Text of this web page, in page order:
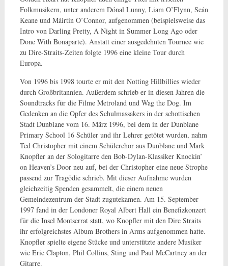
Folkmusikern, unter anderem Dónal Lunny, Liam O’Flynn, Seán
Keane und Máirtin O’Connor, aufgenommen (beispielsweise das
Intro von Darling Pretty, A Night in Summer Long Ago oder
Done With Bonaparte). Anstatt einer ausgedehnten Tournee wie
zu Dire-Straits-Zeiten folgte 1996 eine kleine Tour durch
Europa.
Von 1996 bis 1998 tourte er mit den Notting Hillbillies wieder
durch Großbritannien. Außerdem schrieb er in diesen Jahren die
Soundtracks für die Filme Metroland und Wag the Dog. Im
Gedenken an die Opfer des Schulmassakers in der schottischen
Stadt Dunblane vom 16. März 1996, bei dem in der Dunblane
Primary School 16 Schüler und ihr Lehrer getötet wurden, nahm
Ted Christopher mit einem Schülerchor aus Dunblane und Mark
Knopfler an der Sologitarre den Bob-Dylan-Klassiker Knockin’
on Heaven’s Door neu auf, bei der Christopher eine neue Strophe
passend zur Tragödie schrieb. Mit dieser Aufnahme wurden
gleichzeitig Spenden gesammelt, die einem neuen
Gemeindezentrum der Stadt zugutekamen. Am 15. September
1997 fand in der Londoner Royal Albert Hall ein Benefizkonzert
für die Insel Montserrat statt, wo Knopfler mit den Dire Straits
ihr erfolgreichstes Album Brothers in Arms aufgenommen hatte.
Knopfler spielte eigene Stücke und unterstützte andere Musiker
wie Eric Clapton, Phil Collins, Sting und Paul McCartney an der
Gitarre.